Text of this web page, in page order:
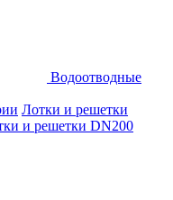
Водоотводные
Лотки и решетки
и решетки DN200